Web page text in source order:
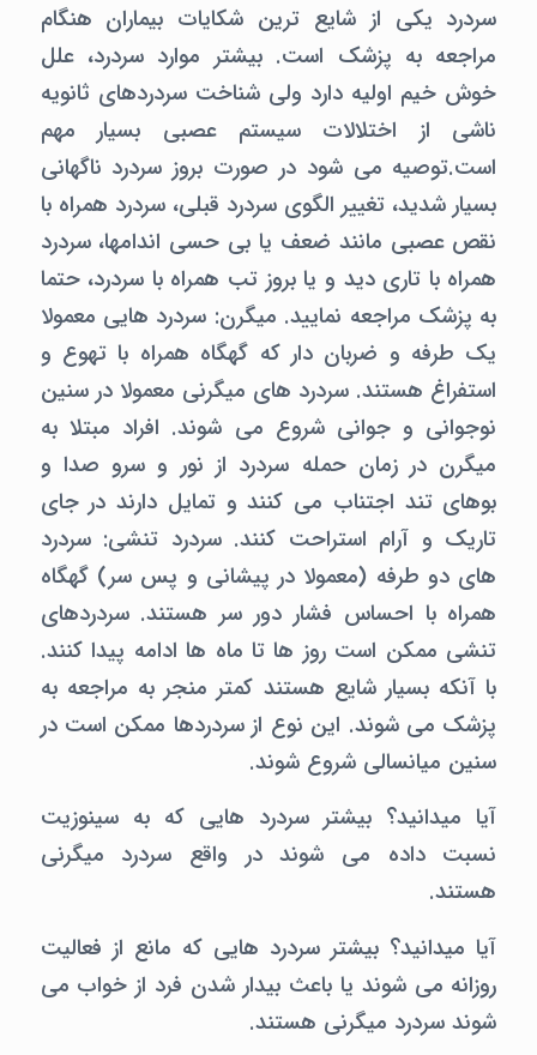
سردرد یکی از شایع ترین شکایات بیماران هنگام
مراجعه به پزشک است. بیشتر موارد سردرد، علل
خوش خیم اولیه دارد ولی شناخت سردردهای ثانویه
ناشی از اختلالات سیستم عصبی بسیار مهم
است.توصیه می شود در صورت بروز سردرد ناگهانی
بسیار شدید، تغییر الگوی سردرد قبلی، سردرد همراه با
نقص عصبی مانند ضعف یا بی حسی اندامها، سردرد
همراه با تاری دید و یا بروز تب همراه با سردرد، حتما
به پزشک مراجعه نمایید. میگرن: سردرد هایی معمولا
یک طرفه و ضربان دار که گهگاه همراه با تهوع و
استفراغ هستند. سردرد های میگرنی معمولا در سنین
نوجوانی و جوانی شروع می شوند. افراد مبتلا به
میگرن در زمان حمله سردرد از نور و سرو صدا و
بوهای تند اجتناب می کنند و تمایل دارند در جای
تاریک و آرام استراحت کنند. سردرد تنشی: سردرد
های دو طرفه (معمولا در پیشانی و پس سر) گهگاه
همراه با احساس فشار دور سر هستند. سردردهای
تنشی ممکن است روز ها تا ماه ها ادامه پیدا کنند.
با آنکه بسیار شایع هستند کمتر منجر به مراجعه به
پزشک می شوند. این نوع از سردردها ممکن است در
سنین میانسالی شروع شوند.
آیا میدانید؟ بیشتر سردرد هایی که به سینوزیت
نسبت داده می شوند در واقع سردرد میگرنی
هستند.
آیا میدانید؟ بیشتر سردرد هایی که مانع از فعالیت
روزانه می شوند یا باعث بیدار شدن فرد از خواب می
شوند سردرد میگرنی هستند.